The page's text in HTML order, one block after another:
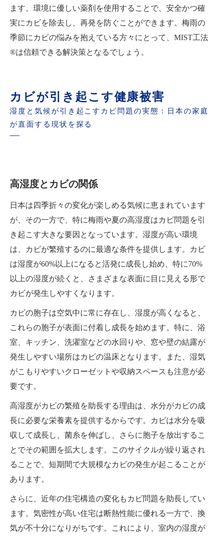
ます。環境に優しい薬剤を使用することで、安全かつ確
実にカビを除去し、再発を防ぐことができます。梅雨の
季節にカビの悩みを抱えている方々にとって、MIST工法
®は信頼できる解決策となるでしょう。
カビが引き起こす健康被害
湿度と気候が引き起こすカビ問題の実態：日本の家庭
が直面する現状を探る
高湿度とカビの関係
日本は四季折々の変化が楽しめる気候に恵まれています
が、その一方で、特に梅雨や夏の高湿度はカビ問題を引
き起こす大きな要因となっています。湿度が高い環境
は、カビが繁殖するのに最適な条件を提供します。カビ
は湿度が60%以上になると活発に成長し始め、特に70%
以上の湿度が続くと、さまざまな表面に目に見える形で
カビが発生しやすくなります。
カビの胞子は空気中に常に存在し、湿度が高くなると、
これらの胞子が表面に付着し成長を始めます。特に、浴
室、キッチン、洗濯室などの水回りや、窓や壁の結露が
発生しやすい場所はカビの温床となります。また、湿気
がこもりやすいクローゼットや収納スペースも注意が必
要です。
高湿度がカビの繁殖を助長する理由は、水分がカビの成
長に必要な栄養素を提供するからです。カビは水分を吸
収して成長し、菌糸を伸ばし、さらに胞子を放出するこ
とでその範囲を拡大します。このサイクルが繰り返され
ることで、短期間で大規模なカビの発生が起こることが
あります。
さらに、近年の住宅構造の変化もカビ問題を助長してい
ます。気密性が高い住宅は断熱性能に優れる一方で、換
気が不十分になりがちです。これにより、室内の湿度が